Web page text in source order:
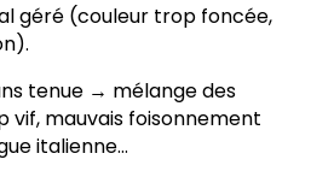
géré (couleur trop foncée,
tenue → mélange des
vif, mauvais foisonnement
italienne...